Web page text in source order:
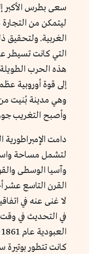
سعى بطرس الأكبر
ليتمكن من التجارة
الغربية.
التي كانت تسيطر
هذه الحرب
إلى قوة أوروبية
وهي مدينة بُنيت
وأصبح التغريب
دامت
لتشمل مساحة
وآسيا الوسطى
القرن التاسع
لا غنى عنه في
في التحديث في
كانت تتطور بوتيرة